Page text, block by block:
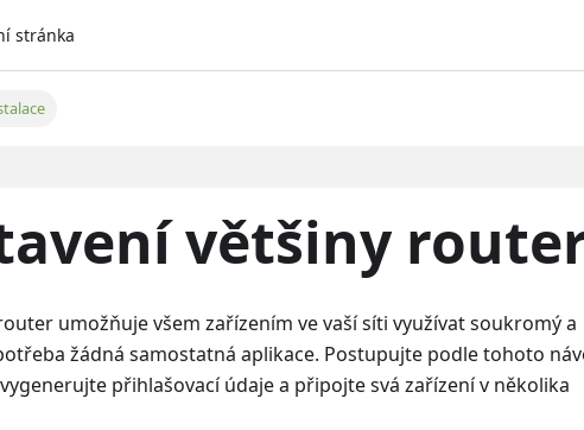
stránka
většiny
umožňuje všem zařízením ve vaší síti využívat soukromý a
žádná samostatná aplikace. Postupujte podle tohoto
přihlašovací údaje a připojte svá zařízení v několika